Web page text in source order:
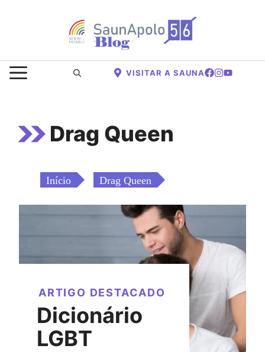
conteúdo
MENU VISITAR A SAUNA
Drag Queen
Início Drag Queen
ARTIGO DESTACADO
Dicionário
LGBT